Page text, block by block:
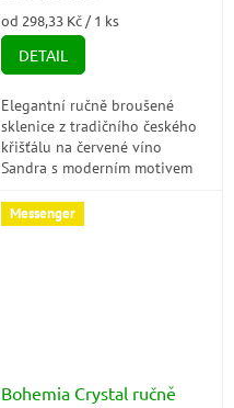
Měrná
cena:
od 298,33 Kč / 1 ks
DETAIL
Elegantní ručně broušené
sklenice z tradičního českého
křišťálu na červené víno
Sandra s moderním motivem
příležitosti i každodenní
užívání....
Messenger
Bohemia Crystal ručně